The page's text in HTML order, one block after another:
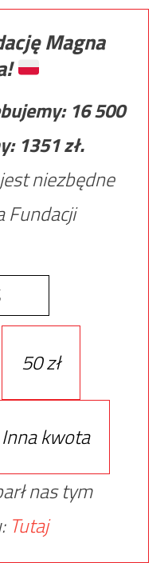
Magna
16 500
1351zł.
niezbędne
Fundacji
50 zł
Inna kwota
nas tym
Tutaj